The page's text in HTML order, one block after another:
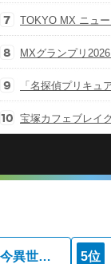
TOKYO MX ニュ
宝塚カフェブレイク
骸骨騎士様、只今異世界へお出掛け中ＩＩ 5位